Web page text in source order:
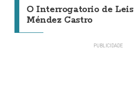
O Interrogatorio de
Méndez Castro